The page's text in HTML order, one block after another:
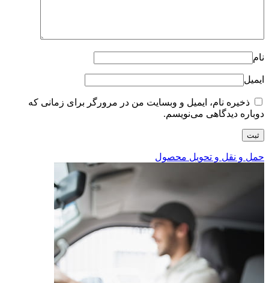
نام
ایمیل
ذخیره نام، ایمیل و وبسایت من در مرورگر برای زمانی که
دوباره دیدگاهی می‌نویسم.
حمل و نقل و تحویل محصول